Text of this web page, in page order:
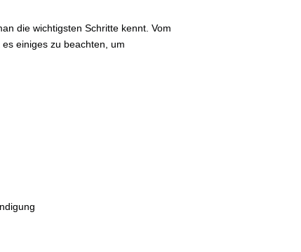
die wichtigsten Schritte kennt. Vom
einiges zu beachten, um